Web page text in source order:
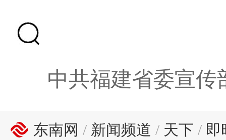
中共福建省委宣传
东南网 / 新闻频道 / 天下 / 即